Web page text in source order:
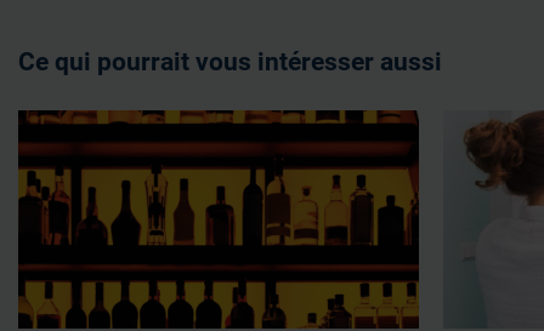
Ce qui pourrait vous intéresser aussi